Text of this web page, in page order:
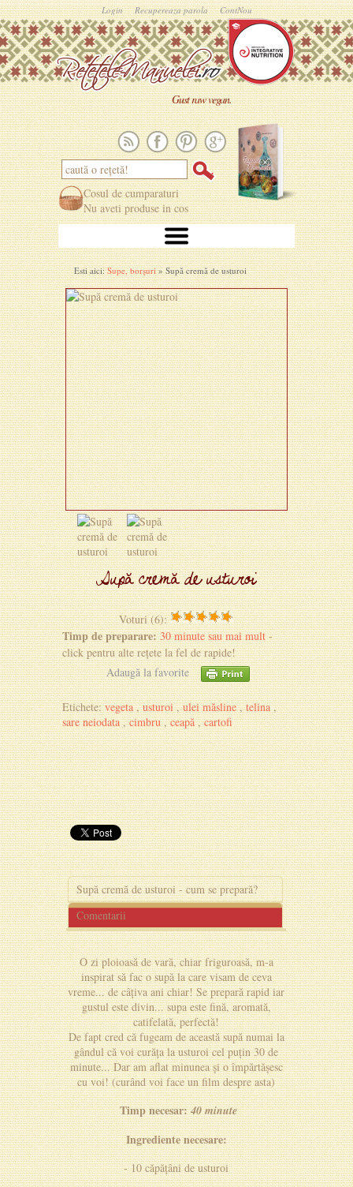
Login Recupereaza parola ContNou
Gust raw vegan.
Cosul de cumparaturi
Nu aveti produse in cos
Esti aici:Supe, borșuri» Supă cremă de usturoi
Supă cremă de usturoi
Voturi (6):
Timp de preparare: 30 minute sau mai mult-
click pentru alte rețete la fel de rapide!
Adaugă la favorite
Etichete:vegeta,usturoi,ulei măsline,telina,
sare neiodata,cimbru,ceapă,cartofi
Supă cremă de usturoi - cum se prepară?
Comentarii
O zi ploioasă de vară, chiar friguroasă, m-a
inspirat să fac o supă la care visam de ceva
vreme... de câțiva ani chiar! Se prepară rapid iar
gustul este divin... supa este fină, aromată,
catifelată, perfectă!
De fapt cred că fugeam de această supă numai la
gândul că voi curăța la usturoi cel puțin 30 de
minute... Dar am aflat minunea și o împărtășesc
cu voi! (curând voi face un film despre asta)
Timp necesar:40 minute
Ingrediente necesare:
- 10 căpățâni de usturoi